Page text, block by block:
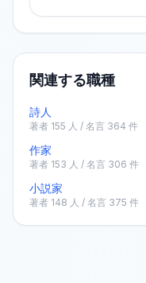
関連する職種
詩人
著者 155 人 / 名言 364 件
作家
著者 153 人 / 名言 306 件
小説家
著者 148 人 / 名言 375 件